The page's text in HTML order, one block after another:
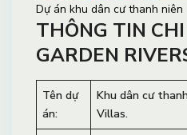
Dự án khu dân cư thanh niên
THÔNG TIN
GARDEN
Tên dự
án:
Khu dân cư
Villas.